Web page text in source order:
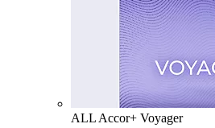
ALL Accor+ Voyager